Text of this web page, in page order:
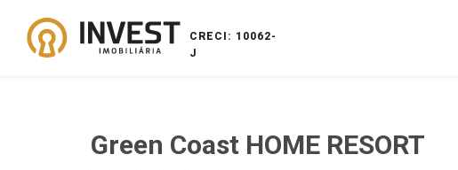
CRECI: 10062-
J
Green Coast HOME RESORT